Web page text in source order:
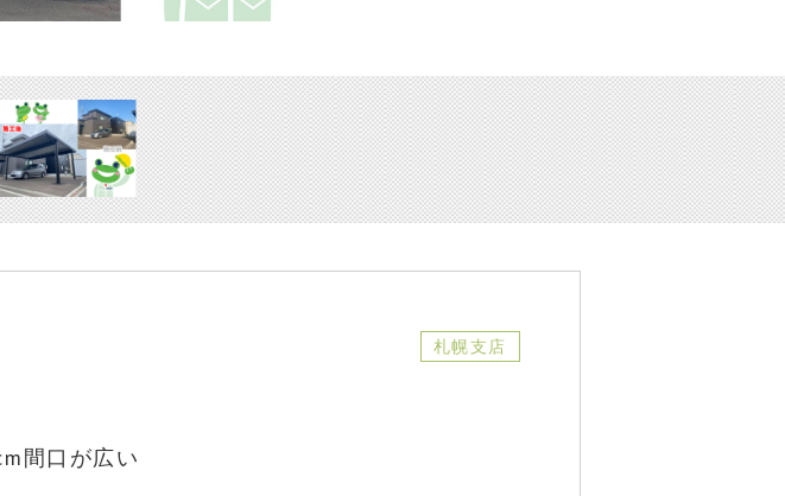
札幌支店
間口が広い